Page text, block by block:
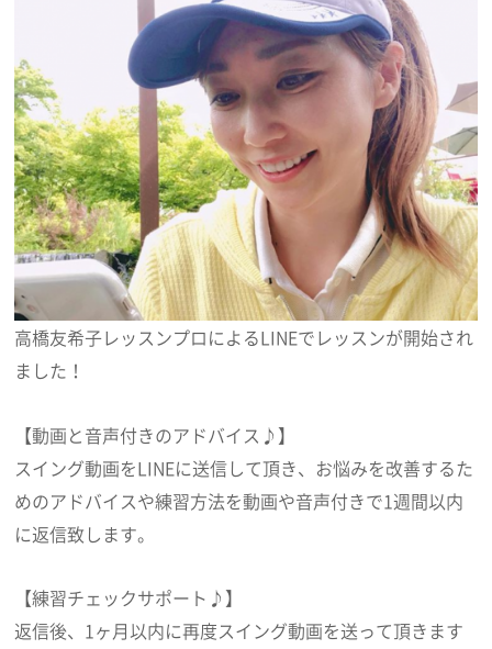
高橋友希子レッスンプロによるLINEでレッスンが開始され
ました！
【動画と音声付きのアドバイス♪】
スイング動画をLINEに送信して頂き、お悩みを改善するた
めのアドバイスや練習方法を動画や音声付きで1週間以内
に返信致します。
【練習チェックサポート♪】
返信後、1ヶ月以内に再度スイング動画を送って頂きます